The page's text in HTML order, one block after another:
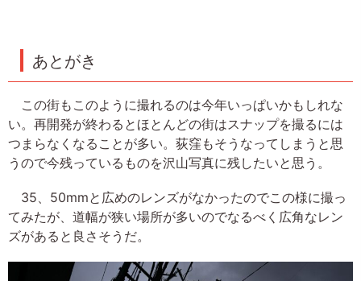
あとがき
この街もこのように撮れるのは今年いっぱいかもしれな
い。再開発が終わるとほとんどの街はスナップを撮るには
つまらなくなることが多い。荻窪もそうなってしまうと思
うので今残っているものを沢山写真に残したいと思う。
35、50mmと広めのレンズがなかったのでこの様に撮っ
てみたが、道幅が狭い場所が多いのでなるべく広角なレン
ズがあると良さそうだ。